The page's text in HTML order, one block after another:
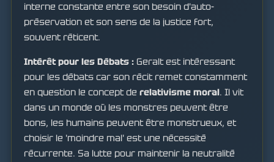
interne constante entre son besoin d'auto-
préservation et son sens de la justice fort,
souvent réticent.
Intérêt pour les Débats : Geralt est intéressant
pour les débats car son récit remet constamment
en question le concept de relativisme moral. Il vit
dans un monde où les monstres peuvent être
bons, les humains peuvent être monstrueux, et
choisir le 'moindre mal' est une nécessité
récurrente. Sa lutte pour maintenir la neutralité